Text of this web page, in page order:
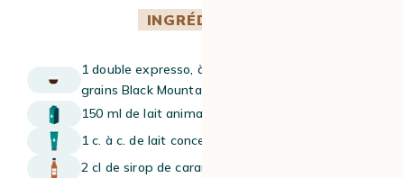
INGRÉDIENTS
1 double expresso, à réaliser avec le café en
grains Black Mountains de chez Cafés Lugat
150 ml de lait animal ou végétal
1 c. à c. de lait concentré
2 cl de sirop de caramel Monin